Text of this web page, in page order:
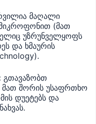
მაღალი
მიკროფონით (მათ
უზრუნველყოფს
და ხმაურის
გთავაზობთ
მათ შორის უსაფრთხო
დუეტებს და